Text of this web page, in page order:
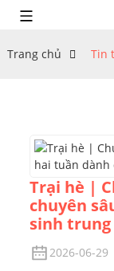
Trang chủ Tin
Trại hè |
chuyên
sinh trung
2026-06-29